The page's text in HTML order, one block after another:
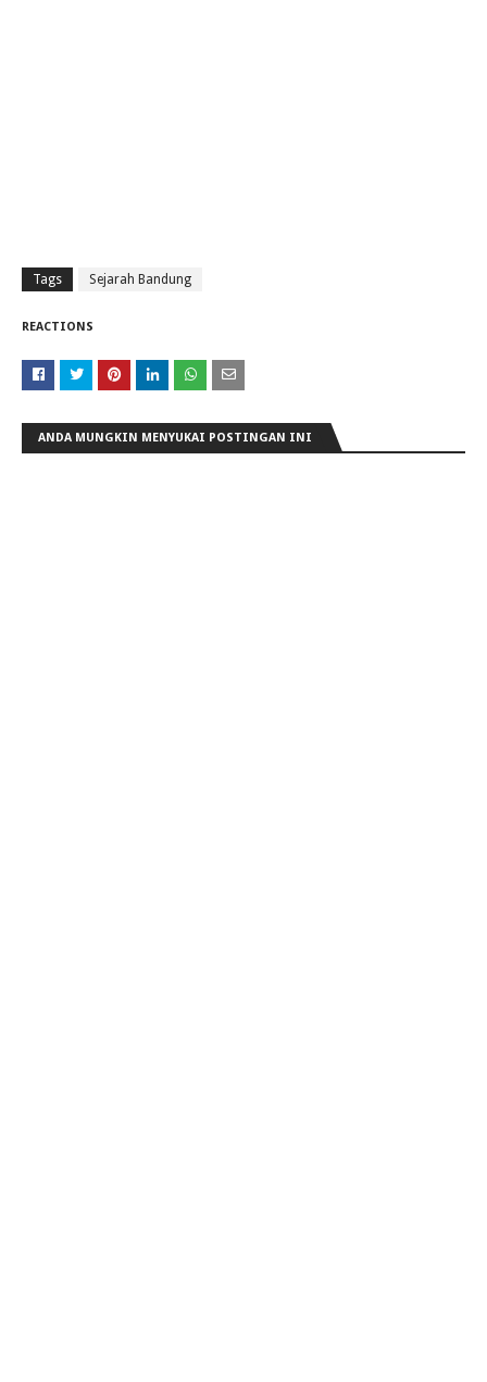
Tags Sejarah Bandung
REACTIONS
ANDA MUNGKIN MENYUKAI POSTINGAN INI